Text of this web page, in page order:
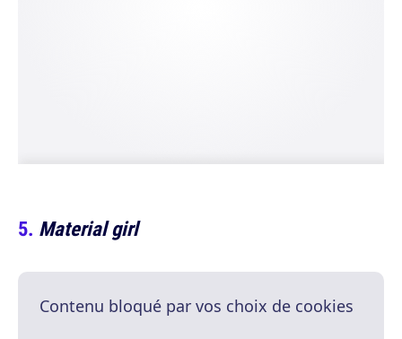
Material girl
Contenu bloqué par vos choix de cookies